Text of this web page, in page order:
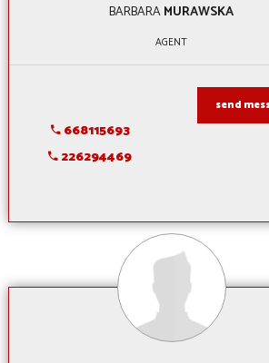
BARBARAMURAWSKA
AGENT
668115693
226294469
send